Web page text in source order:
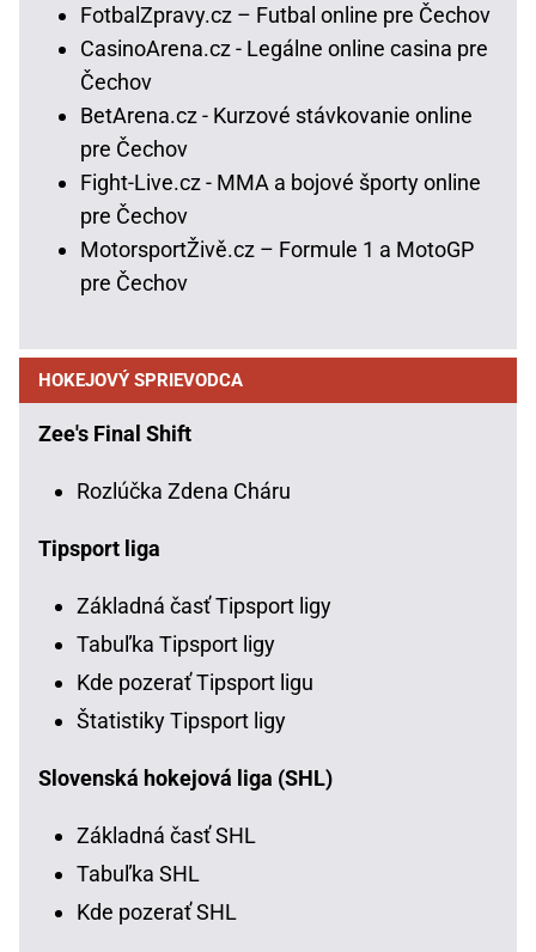
FotbalZpravy.cz – Futbal online pre Čechov
CasinoArena.cz - Legálne online casina pre
Čechov
BetArena.cz - Kurzové stávkovanie online
pre Čechov
Fight-Live.cz - MMA a bojové športy online
pre Čechov
MotorsportŽivě.cz – Formule 1 a MotoGP
pre Čechov
HOKEJOVÝ SPRIEVODCA
Zee's Final Shift
Rozlúčka Zdena Cháru
Tipsport liga
Základná časť Tipsport ligy
Tabuľka Tipsport ligy
Kde pozerať Tipsport ligu
Štatistiky Tipsport ligy
Slovenská hokejová liga (SHL)
Základná časť SHL
Tabuľka SHL
Kde pozerať SHL